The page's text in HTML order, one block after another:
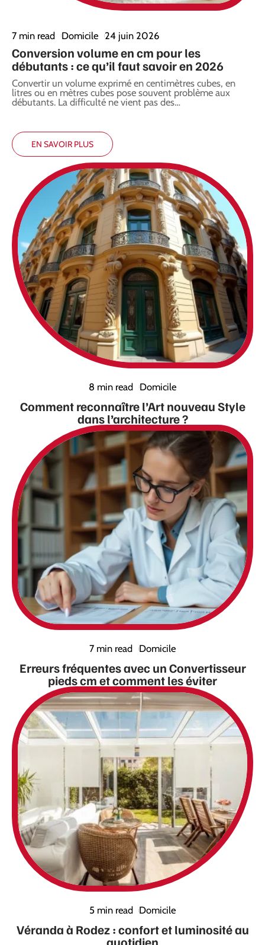
7 min read Domicile 24 juin 2026
Conversion volume en cm pour les
débutants : ce qu’il faut savoir en 2026
Convertir un volume exprimé en centimètres cubes, en
litres ou en mètres cubes pose souvent problème aux
débutants. La difficulté ne vient pas des…
EN SAVOIR PLUS
8 min read Domicile
Comment reconnaître l’Art nouveau Style
dans l’architecture ?
7 min read Domicile
Erreurs fréquentes avec un Convertisseur
pieds cm et comment les éviter
5 min read Domicile
Véranda à Rodez : confort et luminosité au